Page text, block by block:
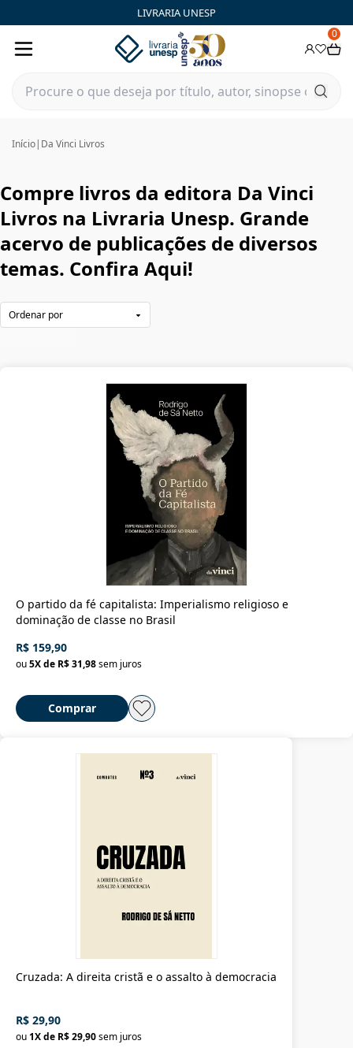
LIVRARIA UNESP
0
Início| Da Vinci Livros
Compre livros da editora Da Vinci
Livros na Livraria Unesp. Grande
acervo de publicações de diversos
temas. Confira Aqui!
O partido da fé capitalista: Imperialismo religioso e
dominação de classe no Brasil
R$ 159,90
ou5X de R$ 31,98sem juros
Comprar
Cruzada: A direita cristã e o assalto à democracia
R$ 29,90
ou1X de R$ 29,90sem juros
Da Vinci Livros|Livraria Unesp | FastStore PLP